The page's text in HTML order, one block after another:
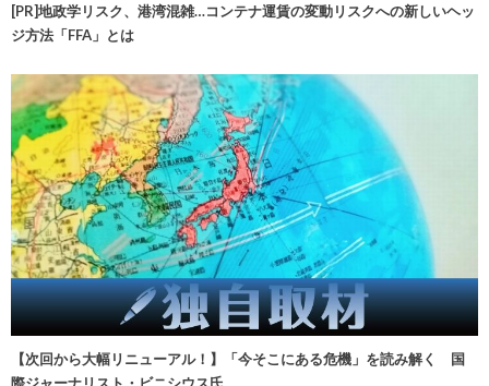
[PR]地政学リスク、港湾混雑…コンテナ運賃の変動リスクへの新しいヘッ
ジ方法「FFA」とは
【次回から大幅リニューアル！】「今そこにある危機」を読み解く 国